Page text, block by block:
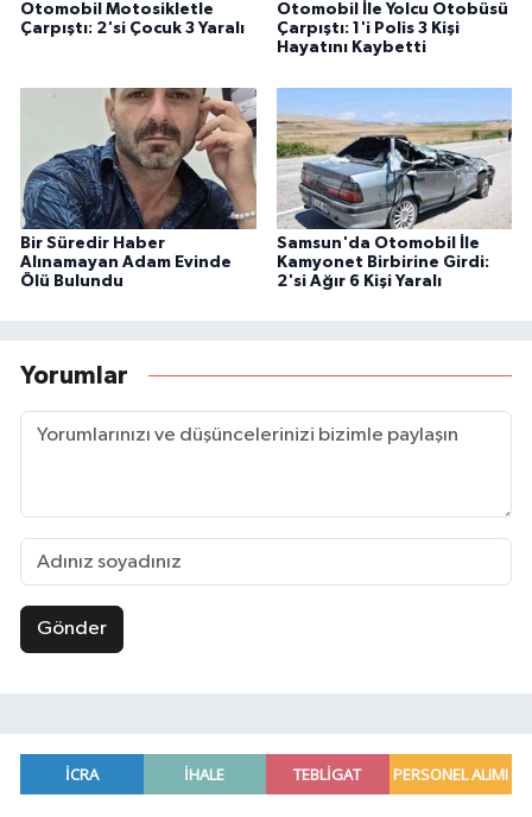
Otomobil Motosikletle
Çarpıştı: 2'si Çocuk 3 Yaralı
Otomobil İle Yolcu Otobüsü
Çarpıştı: 1'i Polis 3 Kişi
Hayatını Kaybetti
Bir Süredir Haber
Alınamayan Adam Evinde
Ölü Bulundu
Samsun'da Otomobil İle
Kamyonet Birbirine Girdi:
2'si Ağır 6 Kişi Yaralı
Yorumlar
Gönder